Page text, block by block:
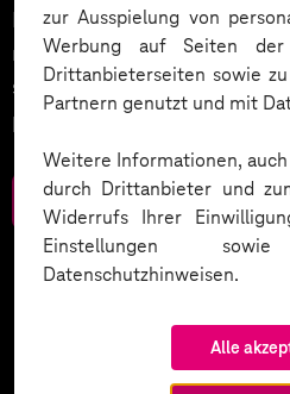
zur Ausspielung von
Werbung auf Seiten
Drittanbieterseiten sowie
Partnern genutzt und mit
Weitere Informationen,
durch Drittanbieter und
Widerrufs Ihrer
Einstellungen
Datenschutzhinweisen.
Alle
Entdecken Sie 10
rechtliche Anforderungen zu
stärken und Innovation
praktischer Checkliste zum
Zum Download